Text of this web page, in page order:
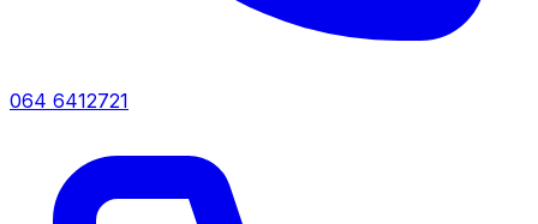
064 6412721